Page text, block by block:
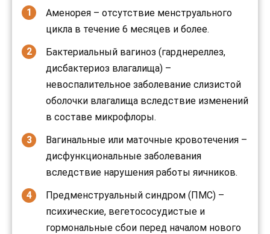
Аменорея – отсутствие менструального
цикла в течение 6 месяцев и более.
Бактериальный вагиноз (гарднереллез,
дисбактериоз влагалища) –
невоспалительное заболевание слизистой
оболочки влагалища вследствие изменений
в составе микрофлоры.
Вагинальные или маточные кровотечения –
дисфункциональные заболевания
вследствие нарушения работы яичников.
Предменструальный синдром (ПМС) –
психические, вегетососудистые и
гормональные сбои перед началом нового